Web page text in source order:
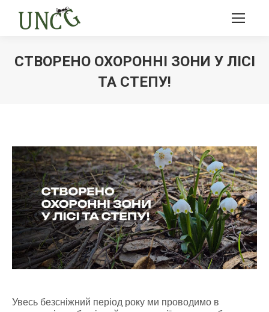
СТВОРЕНО ОХОРОННІ ЗОНИ У ЛІСІ
ТА СТЕПУ!
Увесь безсніжний період року ми проводимо в